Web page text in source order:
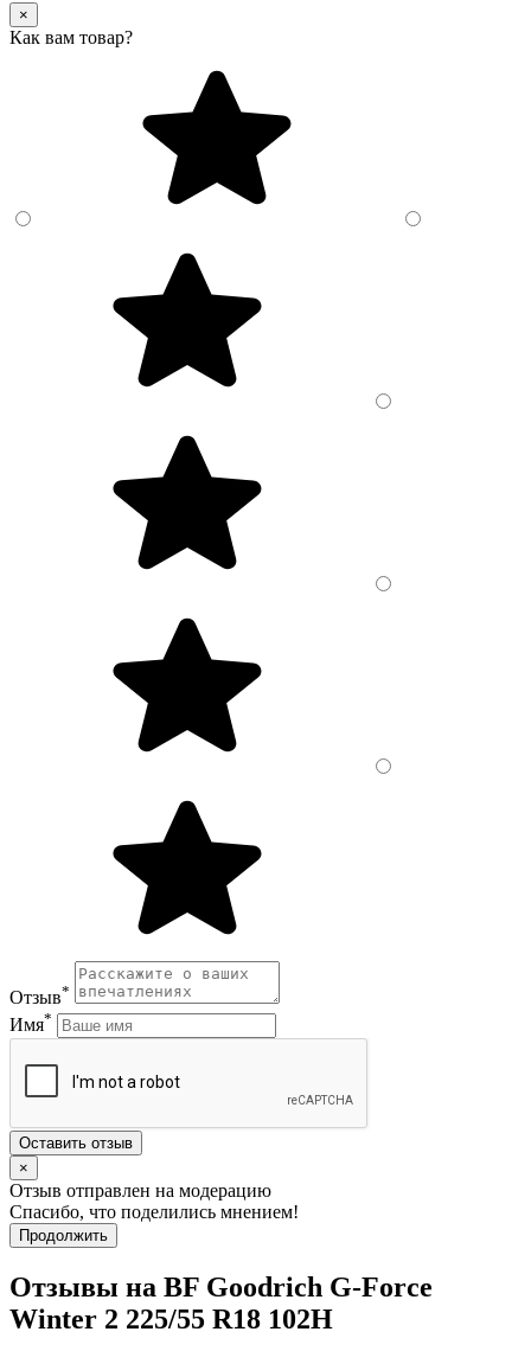
×
Как вам товар?
Отзыв*
Имя*
Оставить отзыв
×
Отзыв отправлен на модерацию
Спасибо, что поделились мнением!
Продолжить
Отзывы на BF Goodrich G-Force
Winter 2 225/55 R18 102H